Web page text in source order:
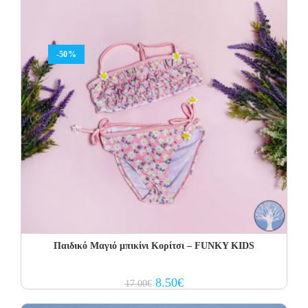
-50%
Παιδικό Μαγιό μπικίνι Κορίτσι – FUNKY KIDS
17.00€ Original
price
8.50€Current
price